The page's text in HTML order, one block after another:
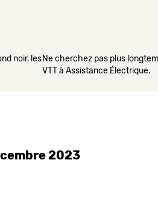
noir, lesNe cherchez pas plus
VTT à Assistance Électrique.
2023